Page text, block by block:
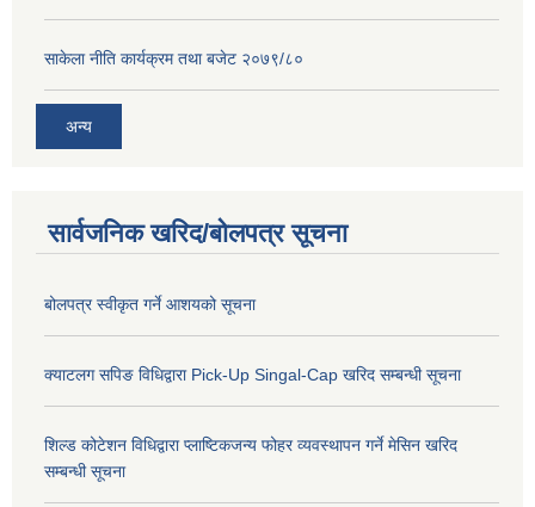
साकेला नीति कार्यक्रम तथा बजेट २०७९/८०
अन्य
सार्वजनिक खरिद/बोलपत्र सूचना
बोलपत्र स्वीकृत गर्ने आशयको सूचना
क्याटलग सपिङ विधिद्वारा Pick-Up Singal-Cap खरिद सम्बन्धी सूचना
शिल्ड कोटेशन विधिद्वारा प्लाष्टिकजन्य फोहर व्यवस्थापन गर्ने मेसिन खरिद
सम्बन्धी सूचना